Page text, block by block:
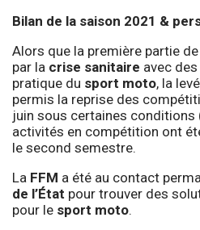
Bilan de la saison 2021 &
Alors que la première partie
par la crise sanitaire avec
pratique du sport moto, la
permis la reprise des
juin sous certaines conditions
activités en compétition ont
le second semestre.
La FFM a été au contact
de l’État pour trouver des
pour le sport moto.